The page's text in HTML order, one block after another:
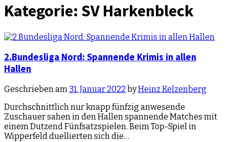
Kategorie: SV Harkenbleck
2.Bundesliga Nord: Spannende Krimis in allen
Hallen
Geschrieben am 31. Januar 2022 byHeinz Kelzenberg
Durchschnittlich nur knapp fünfzig anwesende
Zuschauer sahen in den Hallen spannende Matches mit
einem Dutzend Fünfsatzspielen. Beim Top-Spiel in
Wipperfeld duellierten sich die…